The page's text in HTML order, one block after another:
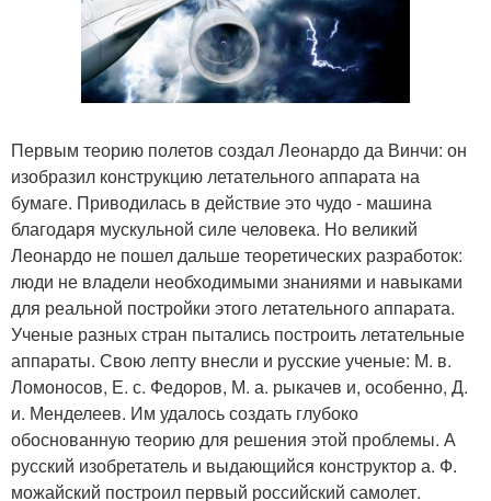
Первым теорию полетов создал Леонардо да Винчи: он
изобразил конструкцию летательного аппарата на
бумаге. Приводилась в действие это чудо - машина
благодаря мускульной силе человека. Но великий
Леонардо не пошел дальше теоретических разработок:
люди не владели необходимыми знаниями и навыками
для реальной постройки этого летательного аппарата.
Ученые разных стран пытались построить летательные
аппараты. Свою лепту внесли и русские ученые: М. в.
Ломоносов, Е. с. Федоров, М. а. рыкачев и, особенно, Д.
и. Менделеев. Им удалось создать глубоко
обоснованную теорию для решения этой проблемы. А
русский изобретатель и выдающийся конструктор а. Ф.
можайский построил первый российский самолет.